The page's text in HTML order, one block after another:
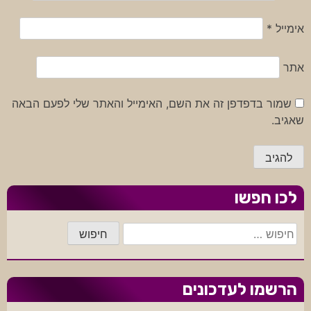
אימייל *
אתר
שמור בדפדפן זה את השם, האימייל והאתר שלי לפעם הבאה
שאגיב.
לכו חפשו
חיפוש:
הרשמו לעדכונים